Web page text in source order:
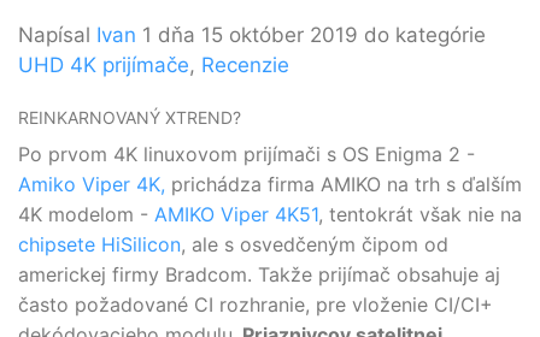
Napísal Ivan 1 dňa 15 október 2019 do kategórie
UHD 4K prijímače, Recenzie
REINKARNOVANÝ XTREND?
Po prvom 4K linuxovom prijímači s OS Enigma 2 -
Amiko Viper 4K, prichádza firma AMIKO na trh s ďalším
4K modelom - AMIKO Viper 4K51, tentokrát však nie na
chipsete HiSilicon, ale s osvedčeným čipom od
americkej firmy Bradcom. Takže prijímač obsahuje aj
často požadované CI rozhranie, pre vloženie CI/CI+